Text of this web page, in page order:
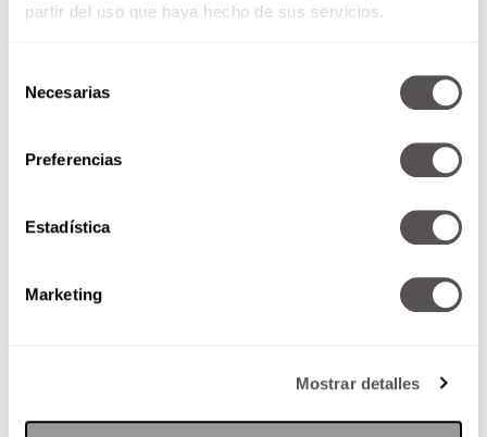
partir del uso que haya hecho de sus servicios.
Necesarias
Preferencias
Estadística
Marketing
Mostrar detalles